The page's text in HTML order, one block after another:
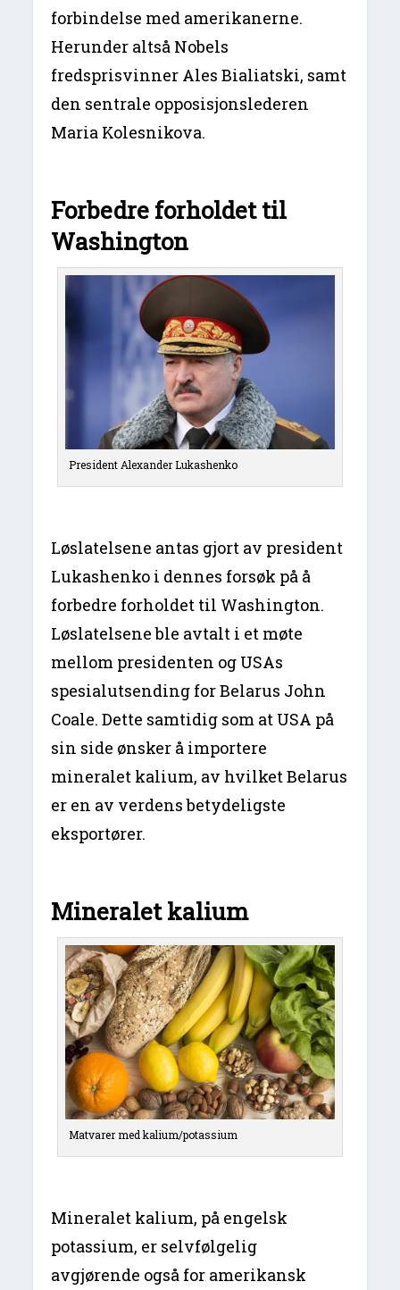
forbindelse med amerikanerne.
Herunder altså Nobels
fredsprisvinner Ales Bialiatski, samt
den sentrale opposisjonslederen
Maria Kolesnikova.
Forbedre forholdet til
Washington
President Alexander Lukashenko
Løslatelsene antas gjort av president
Lukashenko i dennes forsøk på å
forbedre forholdet til Washington.
Løslatelsene ble avtalt i et møte
mellom presidenten og USAs
spesialutsending for Belarus John
Coale. Dette samtidig som at USA på
sin side ønsker å importere
mineralet kalium, av hvilket Belarus
er en av verdens betydeligste
eksportører.
Mineralet kalium
Matvarer med kalium/potassium
Mineralet kalium, på engelsk
potassium, er selvfølgelig
avgjørende også for amerikansk